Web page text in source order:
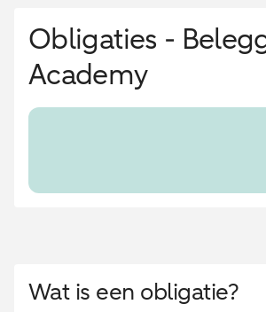
Obligaties -
Academy
Wat is een obligatie?